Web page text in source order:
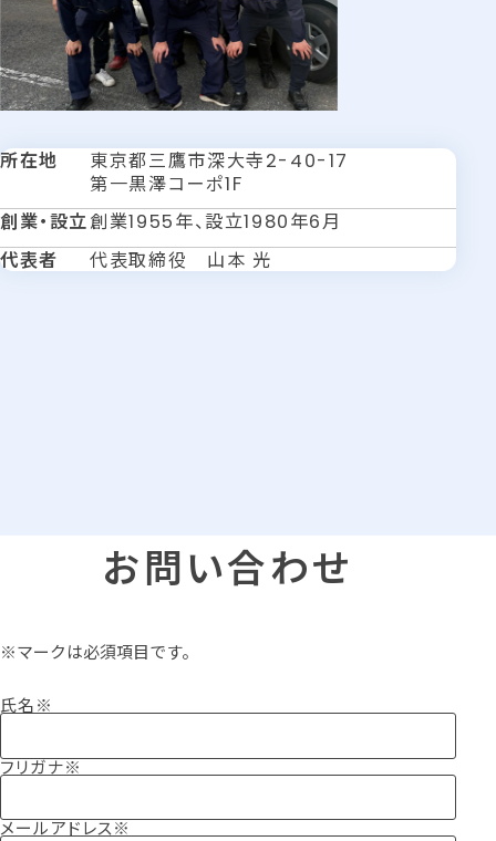
所在地 東京都三鷹市深大寺2-40-17
第一黒澤コーポ1F
創業・設立創業1955年、設立1980年6月
代表者
代表取締役 山本 光
お問い合わせ
※マークは必須項目です。
氏名
フリガナ
メールアドレス